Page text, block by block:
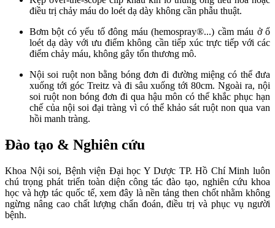
điều trị chảy máu do loét dạ dày không cần phẫu thuật.
Bơm bột có yếu tố đông máu (hemospray®...) cầm máu ở ổ
loét dạ dày với ưu điểm không cần tiếp xúc trực tiếp với các
điểm chảy máu, không gây tổn thương mô.
Nội soi ruột non bằng bóng đơn đi đường miệng có thể đưa
xuống tới góc Treitz và đi sâu xuống tới 80cm. Ngoài ra, nội
soi ruột non bóng đơn đi qua hậu môn có thể khắc phục hạn
chế của nội soi đại tràng vì có thể khảo sát ruột non qua van
hồi manh tràng.
Đào tạo & Nghiên cứu
Khoa Nội soi, Bệnh viện Đại học Y Dược TP. Hồ Chí Minh luôn
chú trọng phát triển toàn diện công tác đào tạo, nghiên cứu khoa
học và hợp tác quốc tế, xem đây là nền tảng then chốt nhằm không
ngừng nâng cao chất lượng chẩn đoán, điều trị và phục vụ người
bệnh.